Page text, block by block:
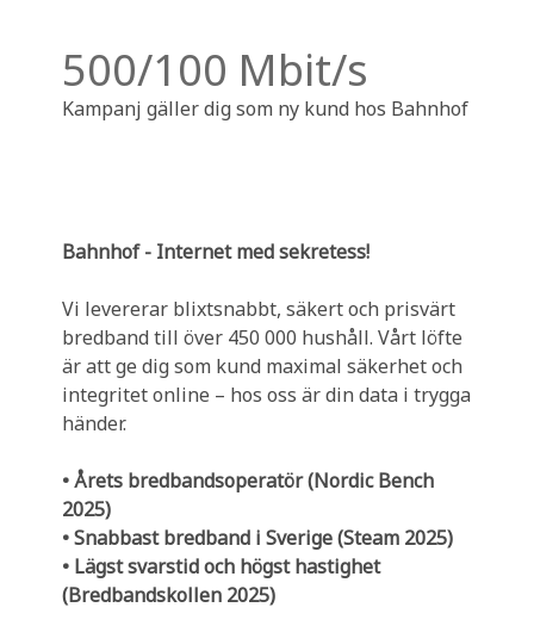
500/100 Mbit/s
Kampanj gäller dig som ny kund hos Bahnhof
Bahnhof - Internet med sekretess!
Vi levererar blixtsnabbt, säkert och prisvärt
bredband till över 450 000 hushåll. Vårt löfte
är att ge dig som kund maximal säkerhet och
integritet online – hos oss är din data i trygga
händer.
• Årets bredbandsoperatör (Nordic Bench
2025)
• Snabbast bredband i Sverige (Steam 2025)
• Lägst svarstid och högst hastighet
(Bredbandskollen 2025)